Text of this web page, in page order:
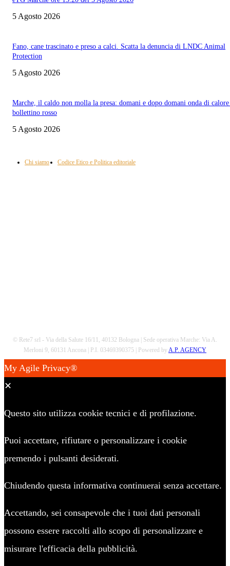
5 Agosto 2026
Fano, cane trascinato e preso a calci. Scatta la denuncia di LNDC Animal
Protection
5 Agosto 2026
Marche, il caldo non molla la presa: domani e dopo domani onda di calore
bollettino rosso
5 Agosto 2026
Chi siamo Codice Etico e Politica editoriale
© Rete7 srl - Via della Salute 16/11, 40132 Bologna | Sede operativa Marche: Via A.
Merloni 9, 60131 Ancona | P.I. 03469390375 | Powered by A.P. AGENCY
My Agile Privacy®
✕
Questo sito utilizza cookie tecnici e di profilazione.
Puoi accettare, rifiutare o personalizzare i cookie
premendo i pulsanti desiderati.
Chiudendo questa informativa continuerai senza accettare.
Accettando, sei consapevole che i tuoi dati personali
possono essere raccolti allo scopo di personalizzare e
misurare l'efficacia della pubblicità.